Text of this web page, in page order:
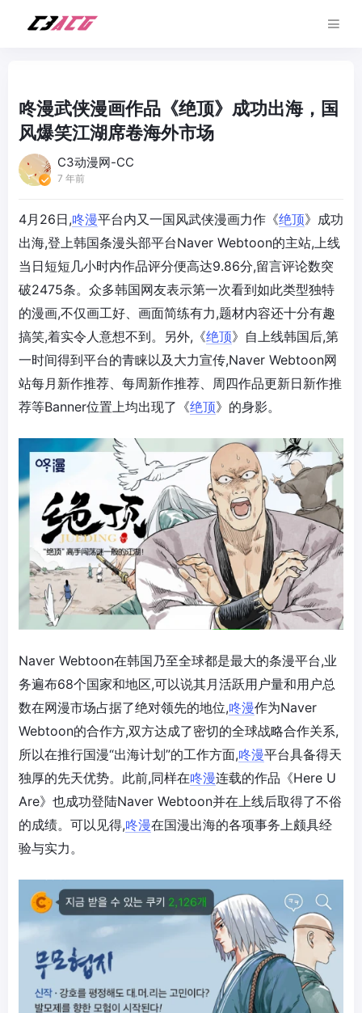
咚漫武侠漫画作品《绝顶》成功出海，国
风爆笑江湖席卷海外市场
C3动漫网-CC
7 年前
4月26日,咚漫平台内又一国风武侠漫画力作《绝顶》成功
出海,登上韩国条漫头部平台Naver Webtoon的主站,上线
当日短短几小时内作品评分便高达9.86分,留言评论数突
破2475条。众多韩国网友表示第一次看到如此类型独特
的漫画,不仅画工好、画面简练有力,题材内容还十分有趣
搞笑,着实令人意想不到。另外,《绝顶》自上线韩国后,第
一时间得到平台的青睐以及大力宣传,Naver Webtoon网
站每月新作推荐、每周新作推荐、周四作品更新日新作推
荐等Banner位置上均出现了《绝顶》的身影。
Naver Webtoon在韩国乃至全球都是最大的条漫平台,业
务遍布68个国家和地区,可以说其月活跃用户量和用户总
数在网漫市场占据了绝对领先的地位,咚漫作为Naver
Webtoon的合作方,双方达成了密切的全球战略合作关系,
所以在推行国漫“出海计划”的工作方面,咚漫平台具备得天
独厚的先天优势。此前,同样在咚漫连载的作品《Here U
Are》也成功登陆Naver Webtoon并在上线后取得了不俗
的成绩。可以见得,咚漫在国漫出海的各项事务上颇具经
验与实力。